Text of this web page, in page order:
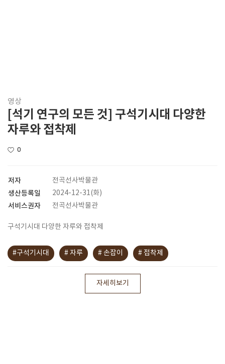
영상
[석기 연구의 모든 것] 구석기시대 다양한
자루와 접착제
0
저자 전곡선사박물관
생산등록일 2024-12-31(화)
서비스권자 전곡선사박물관
구석기시대 다양한 자루와 접착제
#구석기시대 # 자루 # 손잡이 # 접착제
자세히보기